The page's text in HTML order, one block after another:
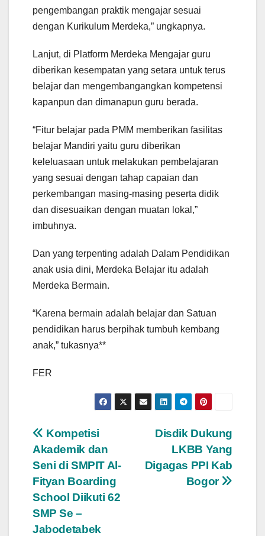
pengembangan praktik mengajar sesuai
dengan Kurikulum Merdeka,” ungkapnya.
Lanjut, di Platform Merdeka Mengajar guru
diberikan kesempatan yang setara untuk terus
belajar dan mengembangangkan kompetensi
kapanpun dan dimanapun guru berada.
“Fitur belajar pada PMM memberikan fasilitas
belajar Mandiri yaitu guru diberikan
keleluasaan untuk melakukan pembelajaran
yang sesuai dengan tahap capaian dan
perkembangan masing-masing peserta didik
dan disesuaikan dengan muatan lokal,”
imbuhnya.
Dan yang terpenting adalah Dalam Pendidikan
anak usia dini, Merdeka Belajar itu adalah
Merdeka Bermain.
“Karena bermain adalah belajar dan Satuan
pendidikan harus berpihak tumbuh kembang
anak,” tukasnya**
FER
Navigasi
pos
Disdik Dukung
LKBB Yang
Digagas PPI Kab
Bogor
Kompetisi
Akademik dan
Seni di SMPIT Al-
Fityan Boarding
School Diikuti 62
SMP Se –
Jabodetabek